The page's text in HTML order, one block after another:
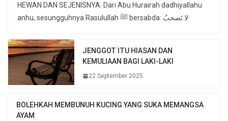
HEWAN DAN SEJENISNYA. Dari Abu Hurairah dadhiyallahu
anhu, sesungguhnya Rasulullah ﷺ bersabda: لا تَصحبُ
JENGGOT ITU HIASAN DAN
KEMULIAAN BAGI LAKI-LAKI
22 September 2025
BOLEHKAH MEMBUNUH KUCING YANG SUKA MEMANGSA
AYAM